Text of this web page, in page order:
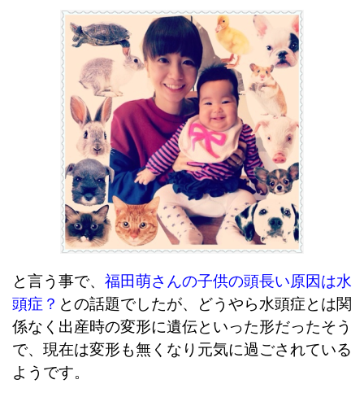
と言う事で、 福田萌さんの子供の頭長い原因は水
頭症？ との話題でしたが、どうやら水頭症とは関
係なく出産時の変形に遺伝といった形だったそう
で、現在は変形も無くなり元気に過ごされている
ようです。